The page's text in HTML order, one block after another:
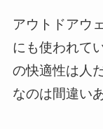
アウトドアウ
にも使われて
の快適性は人
なのは間違い